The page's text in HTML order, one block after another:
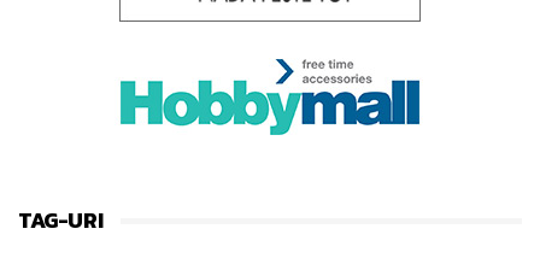
TAG-URI